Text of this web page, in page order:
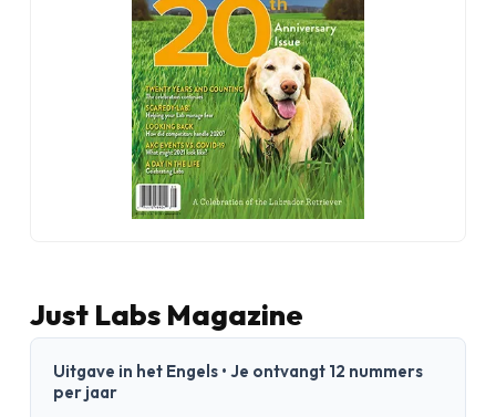
Just Labs Magazine
Uitgave in het Engels • Je ontvangt 12 nummers
per jaar